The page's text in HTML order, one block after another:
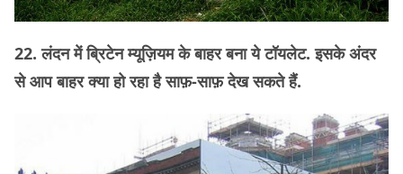
22. लंदन में ब्रिटेन म्यूज़ियम के बाहर बना ये टॉयलेट. इसके अंदर
से आप बाहर क्या हो रहा है साफ़-साफ़ देख सकते हैं.